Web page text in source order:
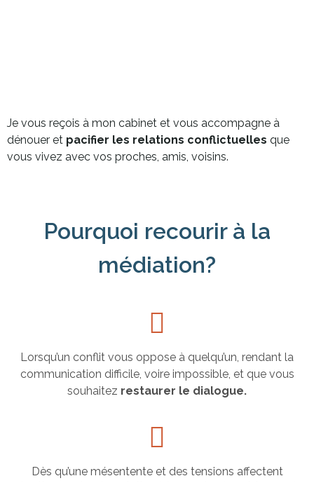
Je vous reçois à mon cabinet et vous accompagne à
dénouer et pacifier les relations conflictuelles que
vous vivez avec vos proches, amis, voisins.
Pourquoi recourir à la
médiation?
Lorsqu’un conflit vous oppose à quelqu’un, rendant la
communication difficile, voire impossible, et que vous
souhaitez restaurer le dialogue.
Dès qu’une mésentente et des tensions affectent